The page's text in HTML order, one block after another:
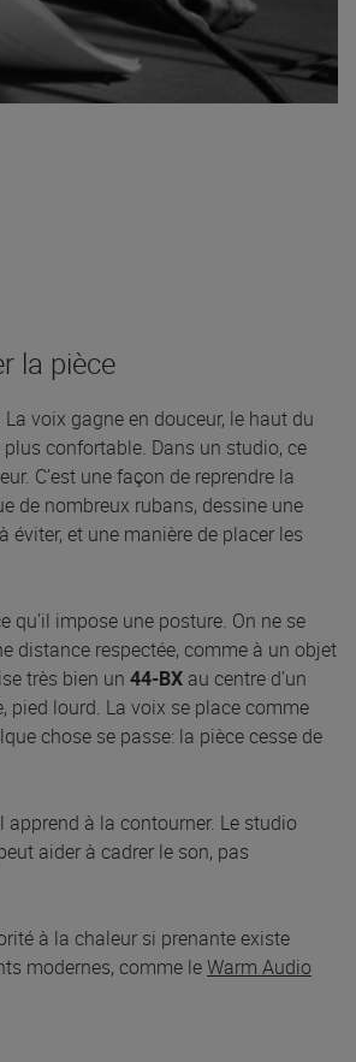
la pièce
voix gagne en douceur, le haut du
confortable. Dans un studio, ce
C’est une façon de reprendre la
de nombreux rubans, dessine une
éviter, et une manière de placer les
qu’il impose une posture. On ne se
distance respectée, comme à un objet
très bien un 44-BX au centre d’un
pied lourd. La voix se place comme
chose se passe: la pièce cesse de
apprend à la contourner. Le studio
aider à cadrer le son, pas
à la chaleur si prenante existe
modernes, comme leWarm Audio